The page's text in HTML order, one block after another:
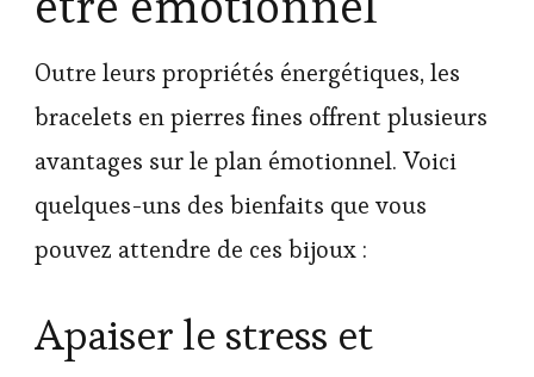
Outre leurs propriétés énergétiques, les
bracelets en pierres fines offrent plusieurs
avantages sur le plan émotionnel. Voici
quelques-uns des bienfaits que vous
pouvez attendre de ces bijoux :
Apaiser le stress et